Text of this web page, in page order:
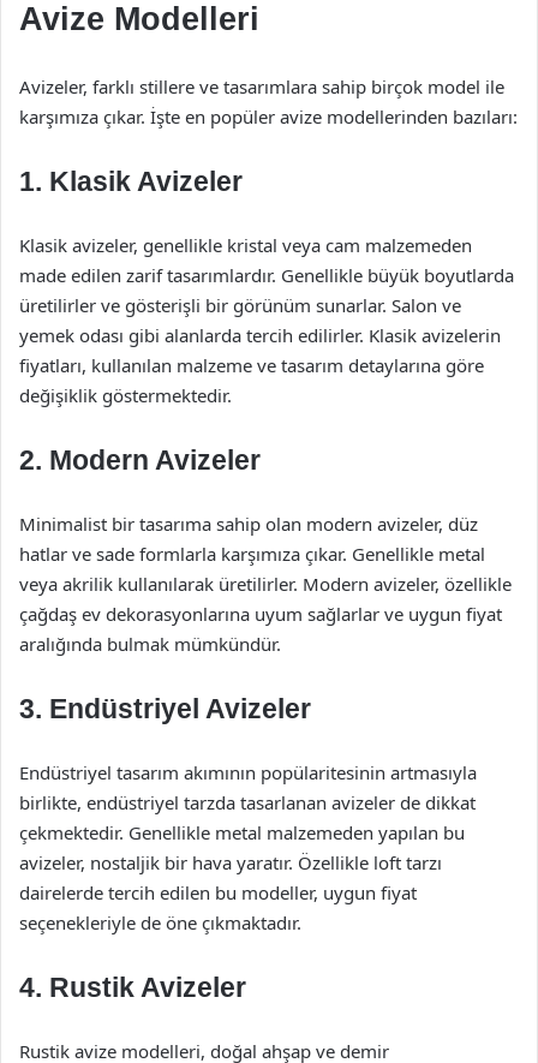
Avize Modelleri
Avizeler, farklı stillere ve tasarımlara sahip birçok model ile
karşımıza çıkar. İşte en popüler avize modellerinden bazıları:
1. Klasik Avizeler
Klasik avizeler, genellikle kristal veya cam malzemeden
made edilen zarif tasarımlardır. Genellikle büyük boyutlarda
üretilirler ve gösterişli bir görünüm sunarlar. Salon ve
yemek odası gibi alanlarda tercih edilirler. Klasik avizelerin
fiyatları, kullanılan malzeme ve tasarım detaylarına göre
değişiklik göstermektedir.
2. Modern Avizeler
Minimalist bir tasarıma sahip olan modern avizeler, düz
hatlar ve sade formlarla karşımıza çıkar. Genellikle metal
veya akrilik kullanılarak üretilirler. Modern avizeler, özellikle
çağdaş ev dekorasyonlarına uyum sağlarlar ve uygun fiyat
aralığında bulmak mümkündür.
3. Endüstriyel Avizeler
Endüstriyel tasarım akımının popülaritesinin artmasıyla
birlikte, endüstriyel tarzda tasarlanan avizeler de dikkat
çekmektedir. Genellikle metal malzemeden yapılan bu
avizeler, nostaljik bir hava yaratır. Özellikle loft tarzı
dairelerde tercih edilen bu modeller, uygun fiyat
seçenekleriyle de öne çıkmaktadır.
4. Rustik Avizeler
Rustik avize modelleri, doğal ahşap ve demir